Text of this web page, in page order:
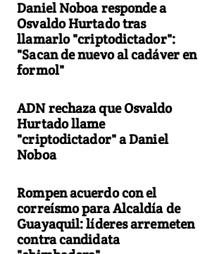
Daniel Noboa responde a
Osvaldo Hurtado tras
llamarlo "criptodictador":
"Sacan de nuevo al cadáver en
formol"
ADN rechaza que Osvaldo
Hurtado llame
"criptodictador" a Daniel
Noboa
Rompen acuerdo con el
correísmo para Alcaldía de
Guayaquil: líderes arremeten
contra candidata